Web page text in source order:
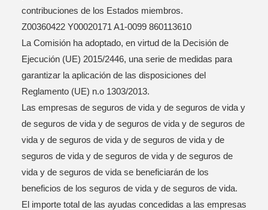
contribuciones de los Estados miembros.
Z00360422 Y00020171 A1-0099 860113610
La Comisión ha adoptado, en virtud de la Decisión de
Ejecución (UE) 2015/2446, una serie de medidas para
garantizar la aplicación de las disposiciones del
Reglamento (UE) n.o 1303/2013.
Las empresas de seguros de vida y de seguros de vida y
de seguros de vida y de seguros de vida y de seguros de
vida y de seguros de vida y de seguros de vida y de
seguros de vida y de seguros de vida y de seguros de
vida y de seguros de vida se beneficiarán de los
beneficios de los seguros de vida y de seguros de vida.
El importe total de las ayudas concedidas a las empresas